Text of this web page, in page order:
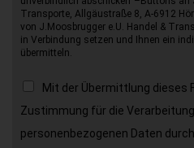
Transporte, Allgäustraße 8, A-6912
von J.Moosbrugger e.U. Handel &
in Verbindung setzen und Ihnen ein
übermitteln.
Mit der Übermittlung dieses
Zustimmung für die
personenbezogenen Daten